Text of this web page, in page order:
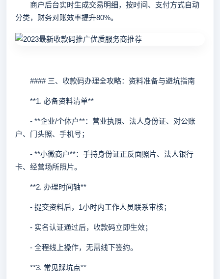
商户后台实时生成交易明细，按时间、支付方式自动
分类，财务对账效率提升80%。
#### 三、收款码办理全攻略：资料准备与避坑指南
**1. 必备资料清单**
- **企业/个体户**：营业执照、法人身份证、对公账
户、门头照、手机号；
- **小微商户**：手持身份证正反面照片、法人银行
卡、经营场所照片。
**2. 办理时间轴**
- 提交资料后，1小时内工作人员联系审核；
- 实名认证通过后，收款码立即生效；
- 全程线上操作，无需线下签约。
**3. 常见踩坑点**